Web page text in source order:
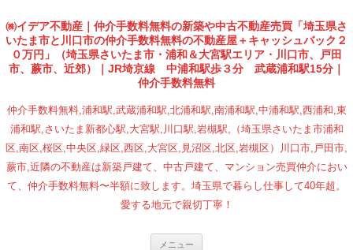
㈱イデア不動産｜仲介手数料無料の新築や中古不動産売買「埼玉県さ
いたま市と川口市の仲介手数料無料の不動産屋＋キャッシュバック２
０万円」（埼玉県さいたま市・浦和＆大宮駅エリア・川口市、戸田
市、蕨市、近郊）｜JR埼京線 中浦和駅歩３分 武蔵浦和駅15分｜
仲介手数料無料
仲介手数料無料,浦和駅,武蔵浦和駅,北浦和駅,南浦和駅,中浦和駅,西浦和,東
浦和駅,さいたま新都心駅,大宮駅,川口駅,岩槻駅,（埼玉県さいたま市浦和
区,南区,桜区,中央区,緑区,西区,大宮区,見沼区,北区,岩槻区）川口市,戸田市,
蕨市,近隣の不動産は新築戸建て、中古戸建て、マンション売買仲介におい
て、仲介手数料無料〜半額に致します。埼玉県で暮らし仕事して40年超。
愛する地元で親切丁寧！
メニュー